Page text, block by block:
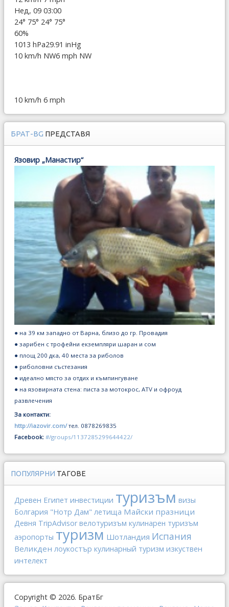
Нед, 09 03:00
24° 75° 24° 75°
60%
1013 hPa29.91 inHg
10 km/h NW6 mph NW
10 km/h 6 mph
БРАТ-BG ПРЕДСТАВЯ
Язовир „Манастир“
● на 39 км западно от Варна, близо до гр. Провадия
● зарибен с трофейни екземпляри шаран и сом
● площ 200 дка, 40 места за риболов
● риболовни състезания
● идеално място за отдих и къмпингуване
● на язовирната стена: писта за мотокрос, ATV и офроуд
развлечения
За контакти:
http://iazovir.com/ тел. 0878269835
Facebook: #/groups/1137285299644422/
ПОПУЛЯРНИ ТАГОВЕ
Древен Египет инвестиции туризъм визы
Болгария "Нотр Дам" летища Майски празници
Девня TripAdvisor велотуризъм кулинарен туризъм
аэропорты туризм Шотландия Испания
Великден лоукостър кулинарный туризм изкуствен
интелект
Copyright © 2026. БратБг